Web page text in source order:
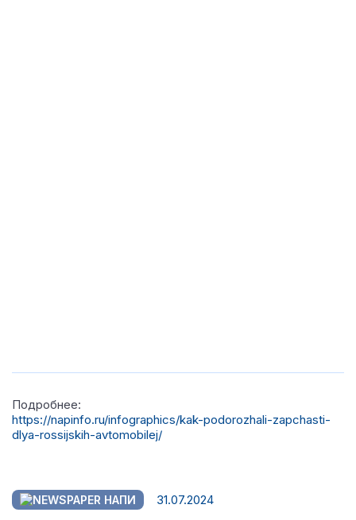
Подробнее:
https://napinfo.ru/infographics/kak-podorozhali-zapchasti-
dlya-rossijskih-avtomobilej/
НАПИ 31.07.2024